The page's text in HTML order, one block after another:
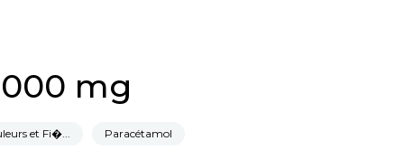
mg
et Fi�... Paracétamol